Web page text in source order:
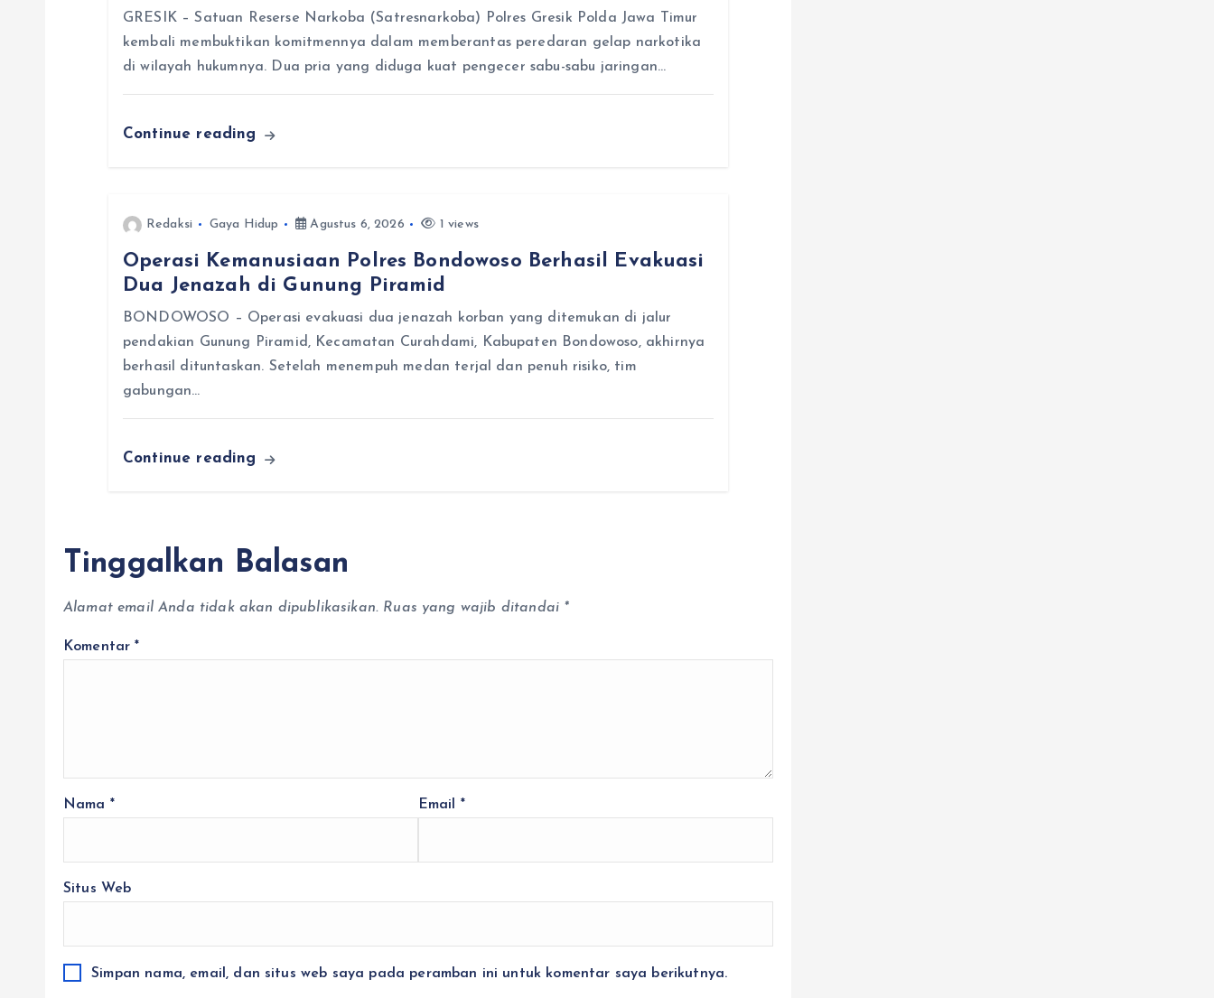
GRESIK – Satuan Reserse Narkoba (Satresnarkoba) Polres Gresik Polda Jawa Timur
kembali membuktikan komitmennya dalam memberantas peredaran gelap narkotika
di wilayah hukumnya. Dua pria yang diduga kuat pengecer sabu-sabu jaringan…
Continue reading
Redaksi Gaya Hidup Agustus 6, 2026 1 views
Operasi Kemanusiaan Polres Bondowoso Berhasil Evakuasi
Dua Jenazah di Gunung Piramid
BONDOWOSO – Operasi evakuasi dua jenazah korban yang ditemukan di jalur
pendakian Gunung Piramid, Kecamatan Curahdami, Kabupaten Bondowoso, akhirnya
berhasil dituntaskan. Setelah menempuh medan terjal dan penuh risiko, tim
gabungan…
Continue reading
Tinggalkan Balasan
Alamat email Anda tidak akan dipublikasikan. Ruas yang wajib ditandai *
Komentar*
Nama * Email *
Situs Web
Simpan nama, email, dan situs web saya pada peramban ini untuk komentar saya berikutnya.